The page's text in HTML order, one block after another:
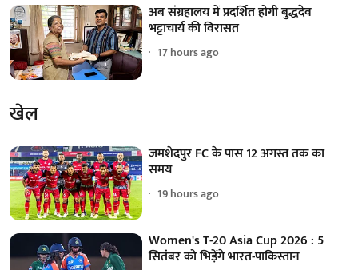
अब संग्रहालय में प्रदर्शित होगी बुद्धदेव
भट्टाचार्य की विरासत
17 hours ago
खेल
जमशेदपुर FC के पास 12 अगस्त तक का
समय
19 hours ago
Women's T-20 Asia Cup 2026 : 5
सितंबर को भिड़ेंगे भारत-पाकिस्तान